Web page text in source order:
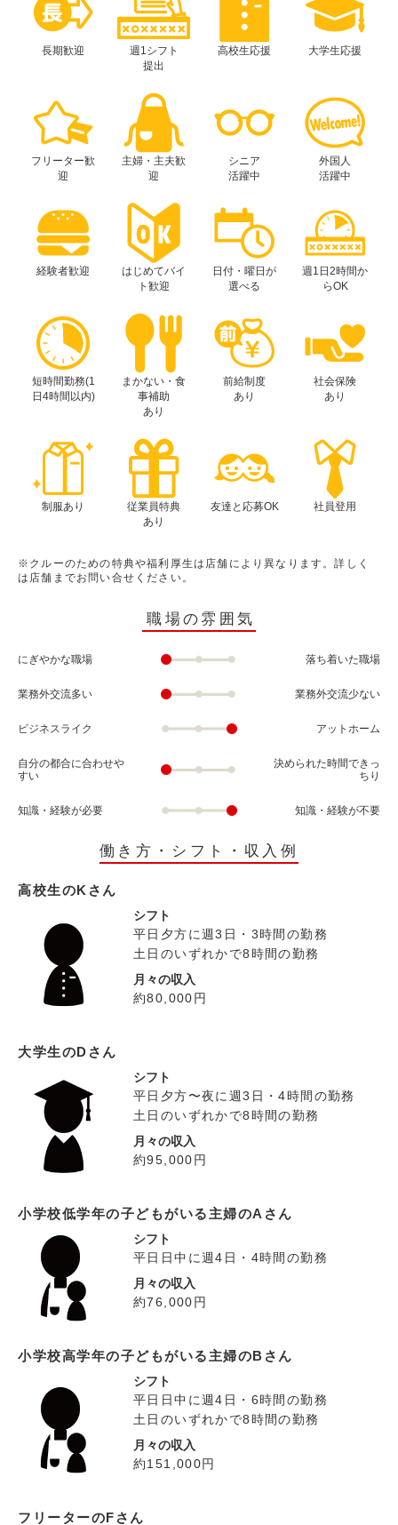
長期歓迎
週1シフト
提出
高校生応援 大学生応援
フリーター歓
迎
主婦・主夫歓
迎
シニア
活躍中
外国人
活躍中
経験者歓迎
はじめてバイ
ト歓迎
日付・曜日が
選べる
週1日2時間か
らOK
短時間勤務(1
日4時間以内)
まかない・食
事補助
あり
前給制度
あり
社会保険
あり
制服あり
従業員特典
あり
友達と応募OK 社員登用
※クルーのための特典や福利厚生は店舗により異なります。詳しく
は店舗までお問い合せください。
職場の雰囲気
にぎやかな職場 落ち着いた職場
業務外交流多い 業務外交流少ない
ビジネスライク アットホーム
自分の都合に合わせや
すい
決められた時間できっ
ちり
知識・経験が必要 知識・経験が不要
働き方・シフト・収入例
高校生のKさん
シフト
平日夕方に週3日・3時間の勤務
土日のいずれかで8時間の勤務
月々の収入
約80,000円
大学生のDさん
シフト
平日夕方〜夜に週3日・4時間の勤務
土日のいずれかで8時間の勤務
月々の収入
約95,000円
小学校低学年の子どもがいる主婦のAさん
シフト
平日日中に週4日・4時間の勤務
月々の収入
約76,000円
小学校高学年の子どもがいる主婦のBさん
シフト
平日日中に週4日・6時間の勤務
土日のいずれかで8時間の勤務
月々の収入
約151,000円
フリーターのFさん